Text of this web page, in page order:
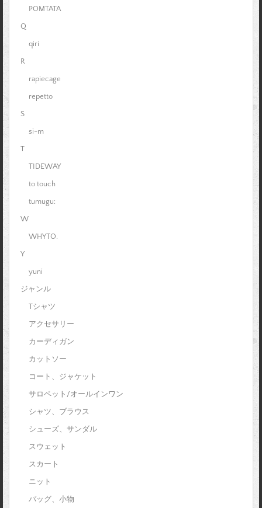
POMTATA
Q
qiri
R
rapiecage
repetto
S
si-m
T
TIDEWAY
to touch
tumugu:
W
WHYTO.
Y
yuni
ジャンル
Tシャツ
アクセサリー
カーディガン
カットソー
コート、ジャケット
サロペット/オールインワン
シャツ、ブラウス
シューズ、サンダル
スウェット
スカート
ニット
バッグ、小物